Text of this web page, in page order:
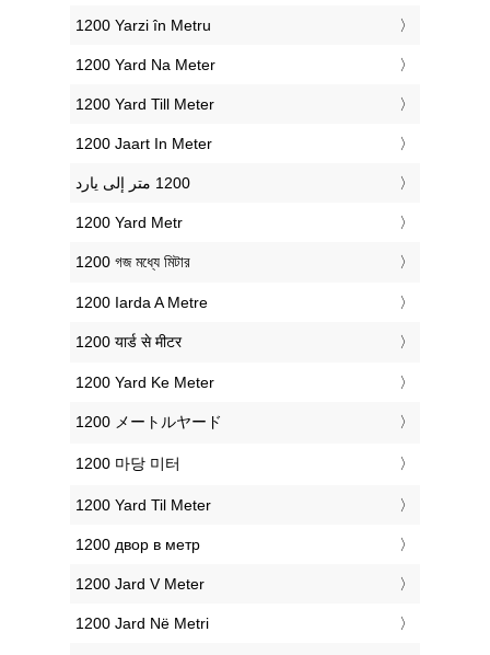
‎1200 Yarzi în Metru
‎1200 Yard Na Meter
‎1200 Yard Till Meter
‎1200 Jaart In Meter
‎1200 Yard Metr
‎1200 গজ মধ্যে মিটার
‎1200 Iarda A Metre
‎1200 यार्ड से मीटर
‎1200 Yard Ke Meter
‎1200 メートルヤード
‎1200 마당 미터
‎1200 Yard Til Meter
‎1200 двор в метр
‎1200 Jard V Meter
‎1200 Jard Në Metri